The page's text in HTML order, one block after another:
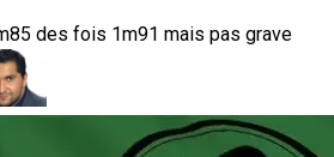
des fois 1m91 mais pas grave